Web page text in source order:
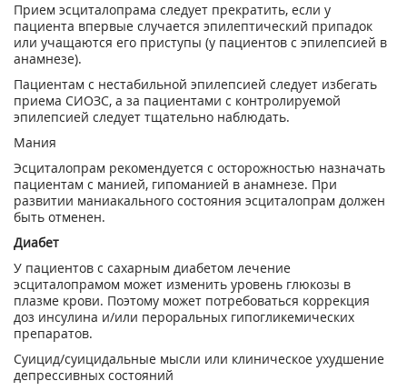
Прием эсциталопрама следует прекратить, если у
пациента впервые случается эпилептический припадок
или учащаются его приступы (у пациентов с эпилепсией в
анамнезе).
Пациентам с нестабильной эпилепсией следует избегать
приема СИОЗС, а за пациентами с контролируемой
эпилепсией следует тщательно наблюдать.
Мания
Эсциталопрам рекомендуется с осторожностью назначать
пациентам с манией, гипоманией в анамнезе. При
развитии маниакального состояния эсциталопрам должен
быть отменен.
Диабет
У пациентов с сахарным диабетом лечение
эсциталопрамом может изменить уровень глюкозы в
плазме крови. Поэтому может потребоваться коррекция
доз инсулина и/или пероральных гипогликемических
препаратов.
Суицид/суицидальные мысли или клиническое ухудшение
депрессивных состояний